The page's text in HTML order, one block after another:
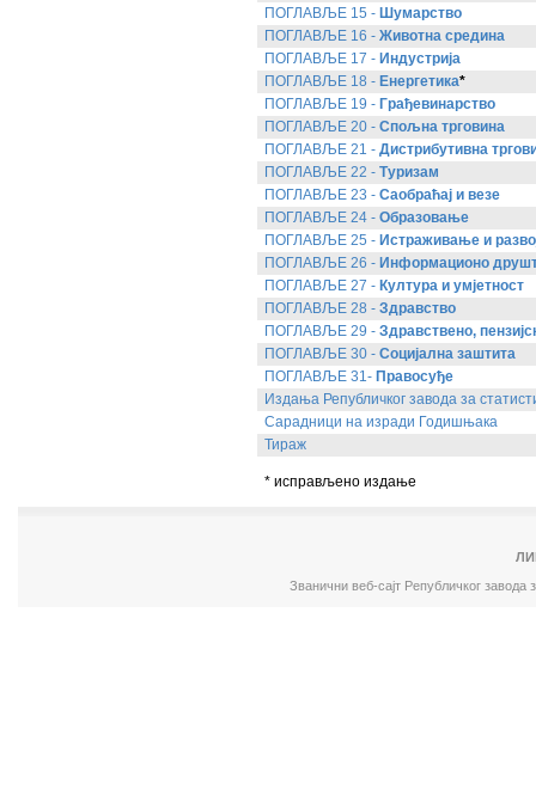
ПОГЛАВЉЕ 15 - Шумарство
ПОГЛАВЉЕ 16 - Животна средина
ПОГЛАВЉЕ 17 - Индустрија
ПОГЛАВЉЕ 18 - Енергетика*
ПОГЛАВЉЕ 19 - Грађевинарство
ПОГЛАВЉЕ 20 - Спољна трговина
ПОГЛАВЉЕ 21 - Дистрибутивна
ПОГЛАВЉЕ 22 - Туризам
ПОГЛАВЉЕ 23 - Саобраћај и везе
ПОГЛАВЉЕ 24 - Образовање
ПОГЛАВЉЕ 25 - Истраживање и
ПОГЛАВЉЕ 26 - Информационо
ПОГЛАВЉЕ 27 - Култура и умјетност
ПОГЛАВЉЕ 28 - Здравство
ПОГЛАВЉЕ 29 - Здравствено,
ПОГЛАВЉЕ 30 - Социјална заштита
ПОГЛАВЉЕ 31- Правосуђе
Издања Републичког завода за
Сарадници на изради Годишњака
Тираж
* исправљено издање
Званични веб-сајт Републичког